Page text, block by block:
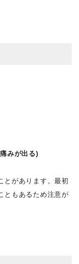
みが出る)
とがあります。最初
ともあるため注意が